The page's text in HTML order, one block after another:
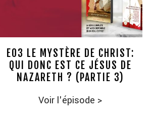
E03 LE MYSTÈRE DE CHRIST:
QUI DONC EST CE JÉSUS DE
NAZARETH ? (PARTIE 3)
Voir l'épisode >